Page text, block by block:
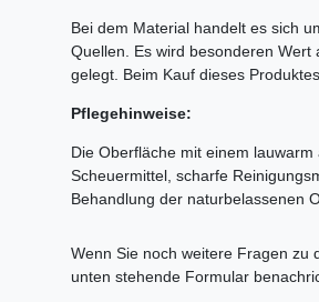
Bei dem Material handelt es sich
Quellen. Es wird besonderen
gelegt. Beim Kauf dieses
Pflegehinweise:
Die Oberfläche mit einem
Scheuermittel, scharfe
Behandlung der naturbelassenen
Wenn Sie noch weitere Fragen zu
unten stehende Formular